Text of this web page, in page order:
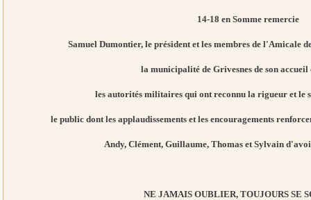
14-18 en Somme remercie
Samuel Dumontier, le président et les membres de l'Amicale
la municipalité de Grivesnes de son accueil
les autorités militaires qui ont reconnu la rigueur et le
le public dont les applaudissements et les encouragements
Andy, Clément, Guillaume, Thomas et Sylvain
NE JAMAIS OUBLIER, TOUJOURS SE